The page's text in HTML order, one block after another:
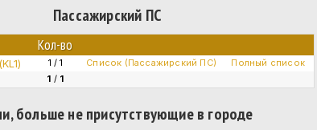
Пассажирский ПС
Кол-во
1 / 1 Список (Пассажирский ПС) Полный список
1 / 1
больше не присутствующие в городе